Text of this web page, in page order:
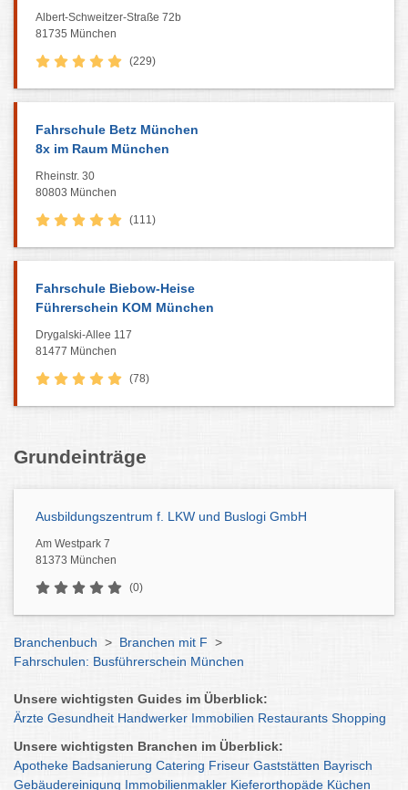
Albert-Schweitzer-Straße 72b
81735 München
(229)
Fahrschule Betz München
8x im Raum München
Rheinstr. 30
80803 München
(111)
Fahrschule Biebow-Heise
Führerschein KOM München
Drygalski-Allee 117
81477 München
(78)
Grundeinträge
Ausbildungszentrum f. LKW und Buslogi GmbH
Am Westpark 7
81373 München
(0)
Branchenbuch > Branchen mit F >
Fahrschulen: Busführerschein München
Unsere wichtigsten Guides im Überblick:
Ärzte Gesundheit Handwerker Immobilien Restaurants Shopping
Unsere wichtigsten Branchen im Überblick:
Apotheke Badsanierung Catering Friseur Gaststätten Bayrisch
Gebäudereinigung Immobilienmakler Kieferorthopäde Küchen